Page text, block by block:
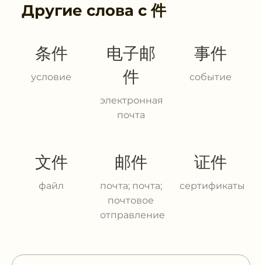
Другие слова с件
条件
условие
电子邮
件
электронная
почта
事件
событие
文件
файл
邮件
почта; почта;
почтовое
отправление
证件
сертификаты